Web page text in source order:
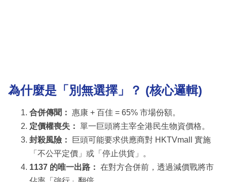
為什麼是「別無選擇」？ (核心邏輯)
合併傳聞： 惠康 + 百佳 = 65% 市場份額。
定價權喪失： 單一巨頭將主宰全港民生物資價格。
封殺風險：
巨頭可能要求供應商對 HKTVmall 實施
「不公平定價」或「停止供貨」。
1137 的唯一出路： 在對方合併前，透過減價戰將市